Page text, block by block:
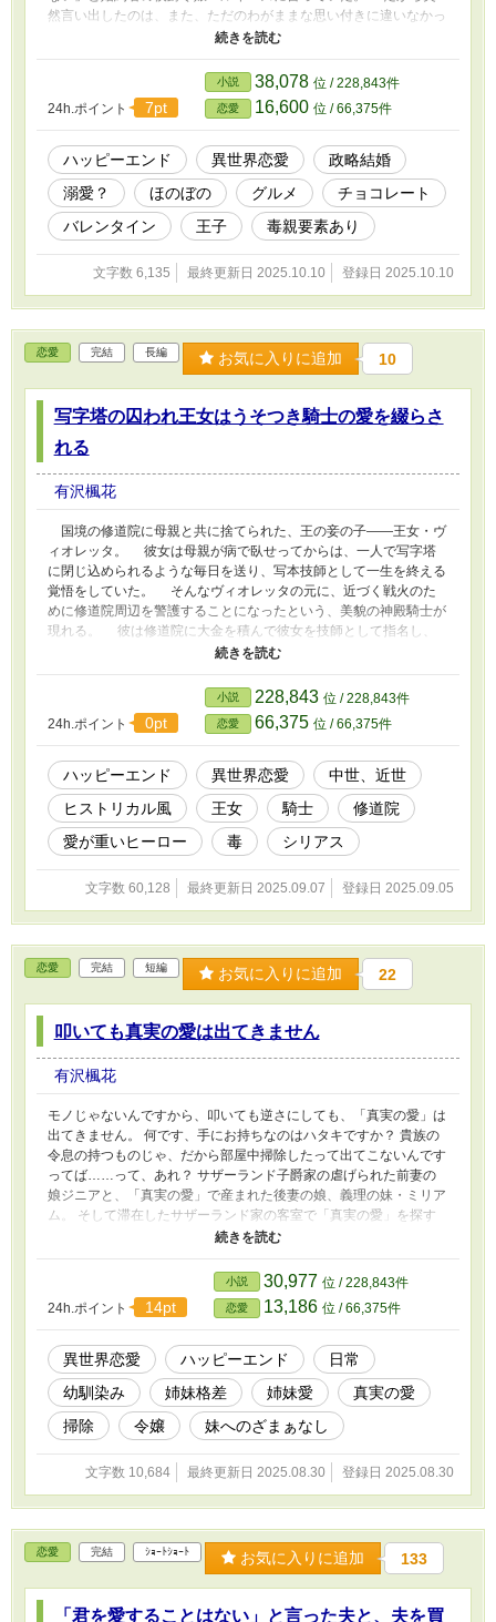
然言い出したのは、また、ただのわがままな思い付きに違いなかっ
た。 ――とある小さな王国には、三人の王子がいた。 類まれ
なる美貌とカリスマ、そして知性を備えた第一王子、武勇と軍略に
優れ、他国を退けてきた第二王子。 そして王様、お妃様の美点
を兄たちに絞り取られて、残りカスだと言われている、思い付きで
動く第三王子と、その頷くだけの婚約者。 これはそんな第三王
子と婚約者の間の、苦いチョコレートと、突拍子もない甘い夢の
話。 「……それで、愛の日を永遠に、俺たちの日にしてしまうん
だよ」
24h.ポイント 7pt
小説 38,078 位 / 228,843件
恋愛 16,600 位 / 66,375件
ハッピーエンド 異世界恋愛
政略結婚
溺愛？
ほのぼの グルメ
チョコレート
バレンタイン
王子 毒親要素あり
文字数 6,135 最終更新日 2025.10.10 登録日 2025.10.10
恋愛 完結 長編 お気に入りに追加 10
写字塔の囚われ王女はうそつき騎士の愛を綴らさ
れる
有沢楓花
国境の修道院に母親と共に捨てられた、王の妾の子――王女・ヴ
ィオレッタ。 彼女は母親が病で臥せってからは、一人で写字塔
に閉じ込められるような毎日を送り、写本技師として一生を終える
覚悟をしていた。 そんなヴィオレッタの元に、近づく戦火のた
めに修道院周辺を警護することになったという、美貌の神殿騎士が
現れる。 彼は修道院に大金を積んで彼女を技師として指名し、
「迫る戦いの前に、免罪符ならぬ免罪書を書いて欲しい」と依頼す
る。 ヴィオレッタは仕事として告解される罪を綴っていくが、
偽名を使う彼が語る罪である過去は、自身と交錯していたことを知
る。 そして彼の目的には、修道院の調査と、何よりヴィオレッ
タに自由を与えることが含まれているとも。 やがて免罪書の制
作が終わりに近づいたとき、戦火が修道院に忍び寄り……。 ※一
部、性的・性暴力的な表現があります。実際には描写されません
（またヒーローに関しては、行うつもりもありません）がご注意く
ださい。 この作品は他サイトにも掲載しています。 お題「『君を
逃がさない』系ヒーロー」で書きました中編です。全２０話。
24h.ポイント 0pt
小説 228,843 位 / 228,843件
恋愛 66,375 位 / 66,375件
ハッピーエンド 異世界恋愛
中世、近世
ヒストリカル風
王女 騎士
修道院
愛が重いヒーロー
毒 シリアス
文字数 60,128 最終更新日 2025.09.07 登録日 2025.09.05
恋愛 完結 短編 お気に入りに追加 22
叩いても真実の愛は出てきません
有沢楓花
モノじゃないんですから、叩いても逆さにしても、「真実の愛」は
出てきません。 何です、手にお持ちなのはハタキですか？ 貴族の
令息の持つものじゃ、だから部屋中掃除したって出てこないんです
ってば……って、あれ？ サザーランド子爵家の虐げられた前妻の
娘ジニアと、「真実の愛」で産まれた後妻の娘、義理の妹・ミリア
ム。 そして滞在したサザーランド家の客室で「真実の愛」を探す
幼なじみの伯爵家の次男・ノーマンの短い話。 ――残り物には愛
がある。 ※この話は他サイトにも掲載しています。
24h.ポイント 14pt
小説 30,977 位 / 228,843件
恋愛 13,186 位 / 66,375件
異世界恋愛 ハッピーエンド
日常
幼馴染み
姉妹格差 姉妹愛
真実の愛
掃除
令嬢 妹へのざまぁなし
文字数 10,684 最終更新日 2025.08.30 登録日 2025.08.30
恋愛 完結 ｼｮｰﾄｼｮｰﾄ お気に入りに追加 133
「君を愛することはない」と言った夫と、夫を買